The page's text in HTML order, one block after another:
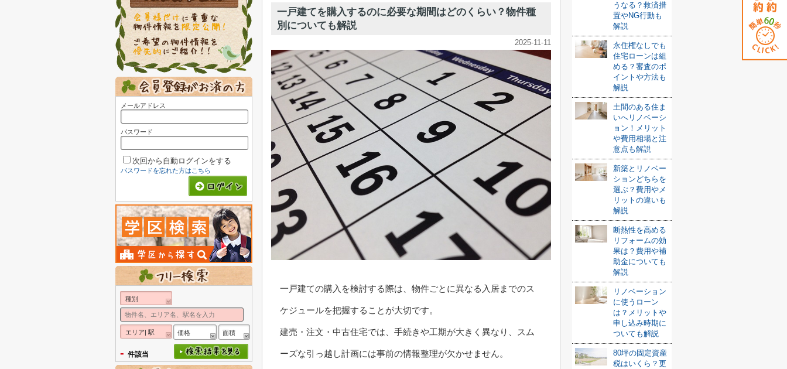
一戸建てを購入するのに必要な期間はどのくらい？物件種
別についても解説
2025-11-11
一戸建ての購入を検討する際は、物件ごとに異なる入居までのス
ケジュールを把握することが大切です。
建売・注文・中古住宅では、手続きや工期が大きく異なり、スム
ーズな引っ越し計画には事前の情報整理が欠かせません。
うなる？救済措
置やNG行動も
解説
永住権なしでも
住宅ローンは組
める？審査のポ
イントや方法も
解説
土間のある住ま
いへリノベーシ
ョン！メリット
や費用相場と注
意点も解説
新築とリノベー
ションどちらを
選ぶ？費用やメ
リットの違いも
解説
断熱性を高める
リフォームの効
果は？費用や補
助金についても
解説
リノベーション
に使うローン
は？メリットや
申し込み時期に
ついても解説
80坪の固定資産
税はいくら？更
メールアドレス
パスワード
次回から自動ログインをする
パスワードを忘れた方はこちら
種別
エリア| 駅 価格 面積
- 件該当